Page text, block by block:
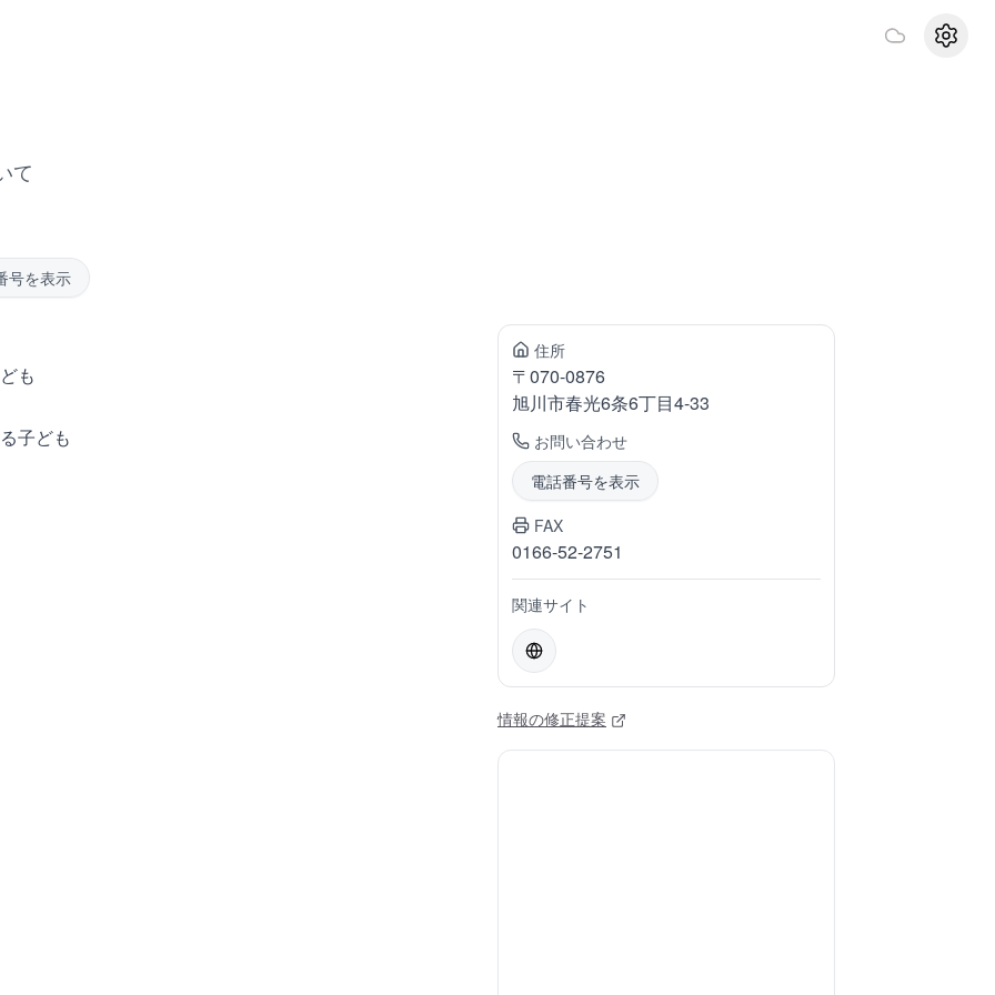
設定
て
号を表示
も
子ども
住所
〒070-0876
旭川市春光6条6丁目4-33
お問い合わせ
電話番号を表示
FAX
0166-52-2751
関連サイト
情報の修正提案